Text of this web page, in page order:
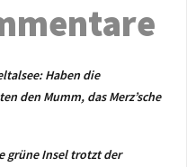
Haben die
den Mumm, das Merz’sche
grüne Insel trotzt der